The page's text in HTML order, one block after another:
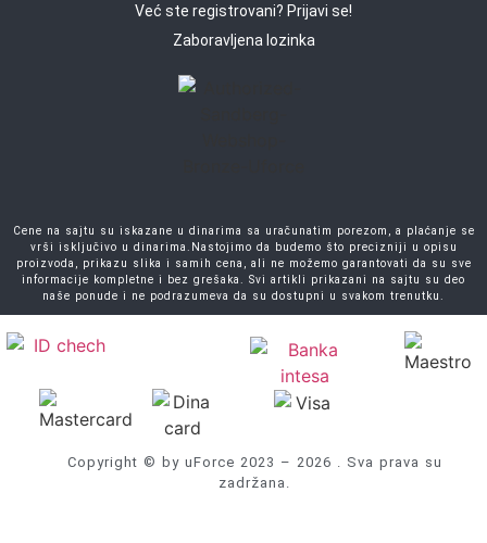
Već ste registrovani? Prijavi se!
Zaboravljena lozinka
Cene na sajtu su iskazane u dinarima sa uračunatim porezom, a plaćanje se
vrši isključivo u dinarima.Nastojimo da budemo što precizniji u opisu
proizvoda, prikazu slika i samih cena, ali ne možemo garantovati da su sve
informacije kompletne i bez grešaka. Svi artikli prikazani na sajtu su deo
naše ponude i ne podrazumeva da su dostupni u svakom trenutku.
Copyright © by uForce 2023 – 2026 . Sva prava su
zadržana.